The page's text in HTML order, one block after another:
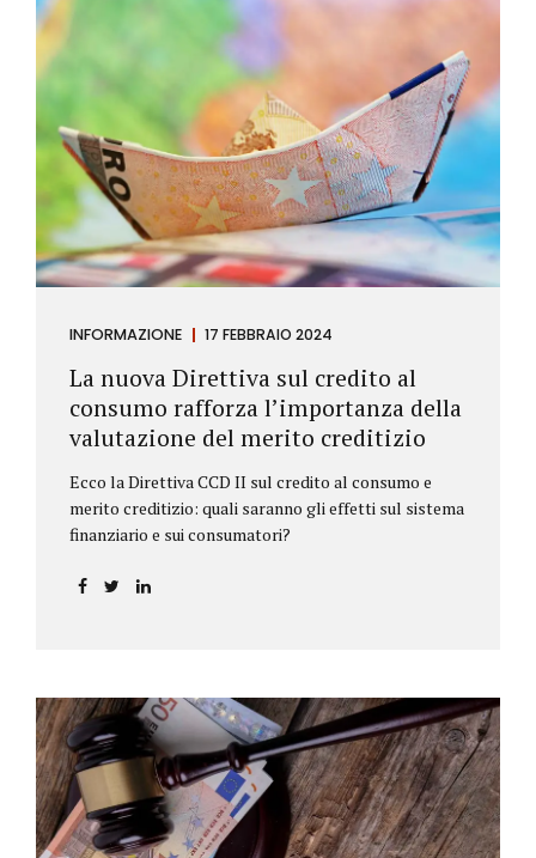
INFORMAZIONE 17 FEBBRAIO 2024
La nuova Direttiva sul credito al
consumo rafforza l’importanza della
valutazione del merito creditizio
Ecco la Direttiva CCD II sul credito al consumo e
merito creditizio: quali saranno gli effetti sul sistema
finanziario e sui consumatori?